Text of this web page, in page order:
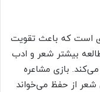
است که باعث تقویت
بیشتر شعر و ادب
بازی مشاعره
از حفظ می‌خواند